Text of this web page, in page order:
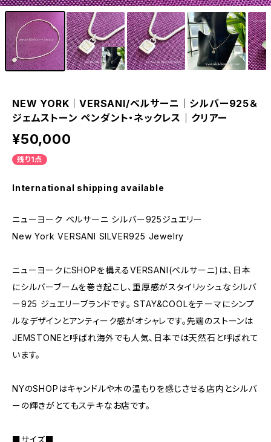
NEW YORK｜VERSANI/ベルサーニ｜シルバー925＆
ジェムストーン ペンダント・ネックレス｜クリアー
¥50,000
残り1点
International shipping available
ニューヨーク ベルサーニ シルバー925ジュエリー
New York VERSANI SILVER925 Jewelry
ニューヨークにSHOPを構えるVERSANI(ベルサーニ)は、日本
にシルバーブームを巻き起こし、重厚感がスタイリッシュなシルバ
ー925 ジュエリーブランドです。 STAY&COOLをテーマにシンプ
ルなデザインとアンティーク感がオシャレです。先端のストーンは
JEMSTONEと呼ばれ海外でも人気、日本では天然石と呼ばれて
います。
NYのSHOPはキャンドルや木の温もりを感じさせる店内とシルバ
ーの輝きがとてもステキなお店です。
■サイズ■